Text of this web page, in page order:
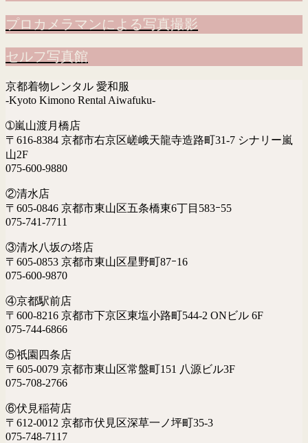
プロカメラマンによる写真撮影
セルフ写真館
京都着物レンタル 愛和服
-Kyoto Kimono Rental Aiwafuku-
➀嵐山渡月橋店
〒616-8384 京都市右京区嵯峨天龍寺造路町31-7 シナリー嵐
山2F
075-600-9880
②清水店
〒605-0846 京都市東山区五条橋東6丁目583ｰ55
075-741-7711
③清水八坂の塔店
〒605-0853 京都市東山区星野町87ｰ16
075-600-9870
④京都駅前店
〒600-8216 京都市下京区東塩小路町544-2 ONビル 6F
075-744-6866
⑤祇園四条店
〒605-0079 京都市東山区常盤町151 八源ビル3F
075-708-2766
⑥伏見稲荷店
〒612-0012 京都市伏見区深草一ノ坪町35-3
075-748-7117